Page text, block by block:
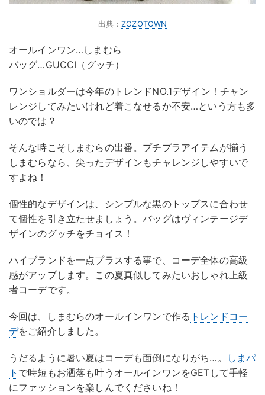
出典：ZOZOTOWN
オールインワン…しまむら
バッグ…GUCCI（グッチ）
ワンショルダーは今年のトレンドNO.1デザイン！チャン
レンジしてみたいけれど着こなせるか不安…という方も多
いのでは？
そんな時こそしまむらの出番。プチプラアイテムが揃う
しまむらなら、尖ったデザインもチャレンジしやすいで
すよね！
個性的なデザインは、シンプルな黒のトップスに合わせ
て個性を引き立たせましょう。バッグはヴィンテージデ
ザインのグッチをチョイス！
ハイブランドを一点プラスする事で、コーデ全体の高級
感がアップします。この夏真似してみたいおしゃれ上級
者コーデです。
今回は、しまむらのオールインワンで作る トレンドコー
デをご紹介しました。
うだるように暑い夏はコーデも面倒になりがち…。
しまパ
ト で時短もお洒落も叶うオールインワンをGETして手軽
にファッションを楽しんでくださいね！